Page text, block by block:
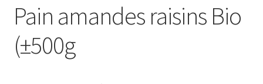
Pain amandes raisins Bio
(±500g